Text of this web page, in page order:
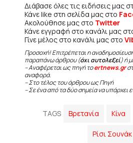
Διάβασε όλες τις ειδήσεις μας
Κάνε like στη σελίδα μας στο
Ακολούθησε μας στο Twitter
Κάνε εγγραφή στο κανάλι μας
Γίνε μέλος στο κανάλι μας στο
Προσοχή! Επιτρέπεται η
παραπάνω άρθρου (όχι αυτολεξεί) ή
– Αναφέρεται ως πηγή τοertnews.gr
αναφορά.
– Στο τέλος του άρθρου ως Πηγή
– Σε ένα από τα δύο σημεία να υπάρχει
TAGS Βρετανία Κίνα
Ρίσι Σουνάκ